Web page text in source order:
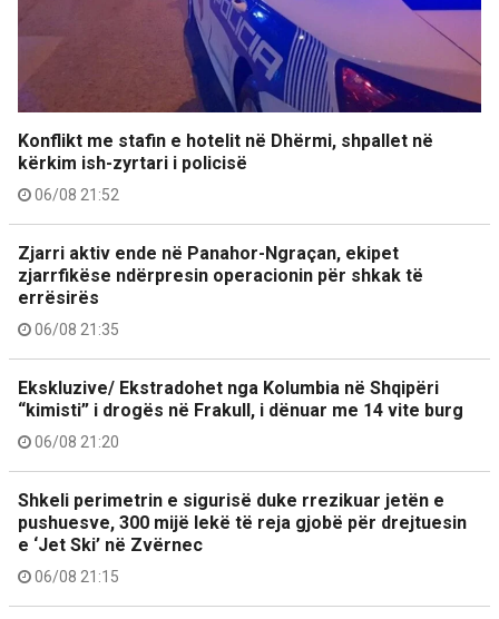
Konflikt me stafin e hotelit në Dhërmi, shpallet në
kërkim ish-zyrtari i policisë
06/08 21:52
Zjarri aktiv ende në Panahor-Ngraçan, ekipet
zjarrfikëse ndërpresin operacionin për shkak të
errësirës
06/08 21:35
Ekskluzive/ Ekstradohet nga Kolumbia në Shqipëri
“kimisti” i drogës në Frakull, i dënuar me 14 vite burg
06/08 21:20
Shkeli perimetrin e sigurisë duke rrezikuar jetën e
pushuesve, 300 mijë lekë të reja gjobë për drejtuesin
e ‘Jet Ski’ në Zvërnec
06/08 21:15